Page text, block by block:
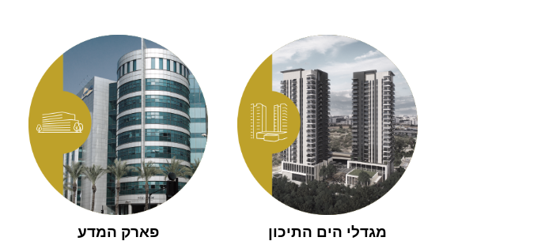
מגדלי הים התיכון פארק המדע